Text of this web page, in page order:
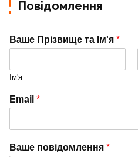
Повідомлення
Ваше Прізвище та Ім'я *
Ім'я
Email *
Ваше повідомлення *